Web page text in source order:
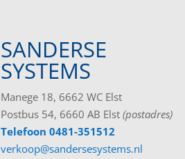
SANDERSE
SYSTEMS
Manege 18, 6662 WC Elst
Postbus 54, 6660 AB Elst (postadres)
Telefoon 0481-351512
verkoop@sandersesystems.nl